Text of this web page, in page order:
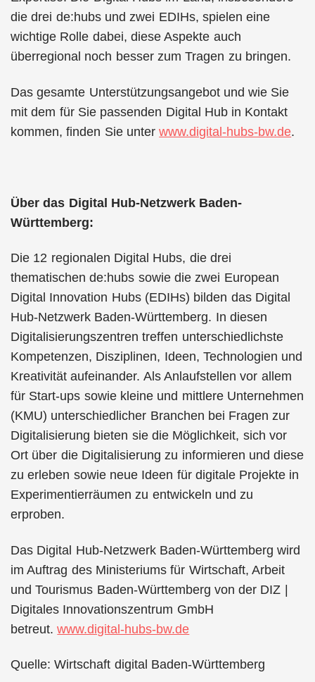
die drei de:hubs und zwei EDIHs, spielen eine
wichtige Rolle dabei, diese Aspekte auch
überregional noch besser zum Tragen zu bringen.
Das gesamte Unterstützungsangebot und wie Sie
mit dem für Sie passenden Digital Hub in Kontakt
kommen, finden Sie unterwww.digital-hubs-bw.de.
Über das Digital Hub-Netzwerk Baden-
Württemberg:
Die 12 regionalen Digital Hubs, die drei
thematischen de:hubs sowie die zwei European
Digital Innovation Hubs (EDIHs) bilden das Digital
Hub-Netzwerk Baden-Württemberg. In diesen
Digitalisierungszentren treffen unterschiedlichste
Kompetenzen, Disziplinen, Ideen, Technologien und
Kreativität aufeinander. Als Anlaufstellen vor allem
für Start-ups sowie kleine und mittlere Unternehmen
(KMU) unterschiedlicher Branchen bei Fragen zur
Digitalisierung bieten sie die Möglichkeit, sich vor
Ort über die Digitalisierung zu informieren und diese
zu erleben sowie neue Ideen für digitale Projekte in
Experimentierräumen zu entwickeln und zu
erproben.
Das Digital Hub-Netzwerk Baden-Württemberg wird
im Auftrag des Ministeriums für Wirtschaft, Arbeit
und Tourismus Baden-Württemberg von der DIZ |
Digitales Innovationszentrum GmbH
betreut.www.digital-hubs-bw.de
Quelle: Wirtschaft digital Baden-Württemberg